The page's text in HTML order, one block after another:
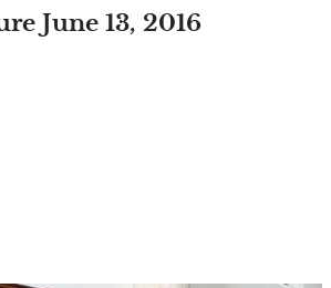
Overslaan en naar de inhoud
June 13, 2016